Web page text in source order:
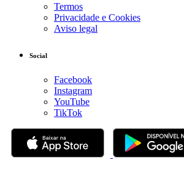
Termos
Privacidade e Cookies
Aviso legal
Social
Facebook
Instagram
YouTube
TikTok